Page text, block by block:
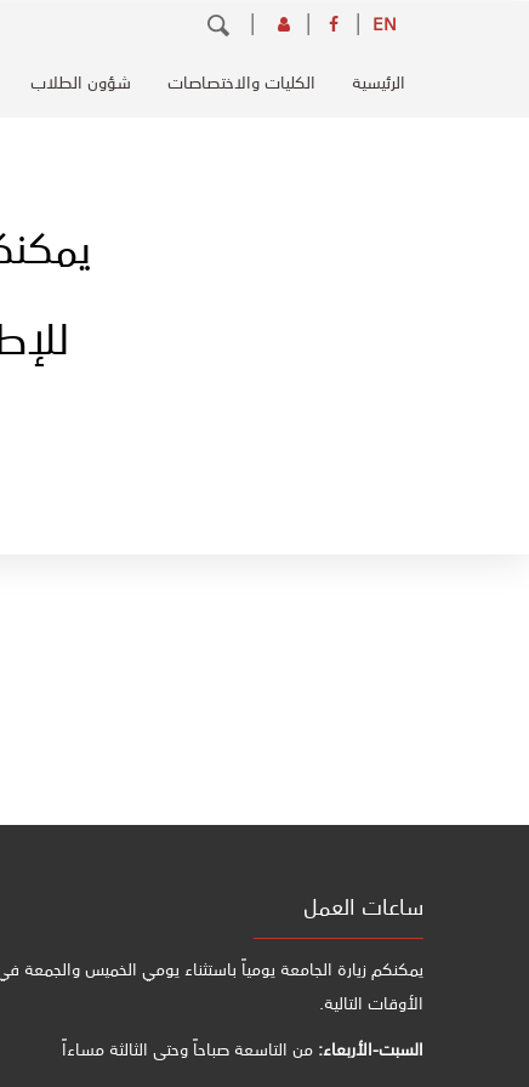
EN بحث
navigation
الرئيسية الكليات والاختصاصات شؤون الطلاب
ساعات العمل
يمكنكم زيارة الجامعة يومياً باستثناء يومي الخميس والجمعة
الأوقات التالية.
السبت-الأربعاء:من التاسعة صباحاً وحتى الثالثة مساءاً